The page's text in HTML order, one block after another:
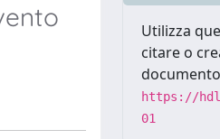
Utilizza
citare o
https://
01